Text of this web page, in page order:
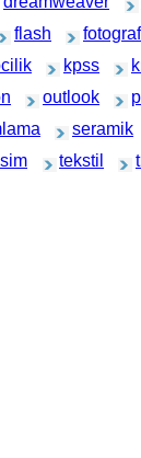
flash
fotograf
kpss
outlook
seramik
tekstil